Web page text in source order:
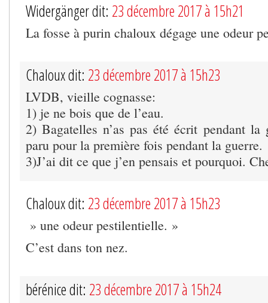
Widergänger dit: 23 décembre 2017 à 15h21
La fosse à purin chaloux dégage une odeur
Chaloux dit: 23 décembre 2017 à 15h23
LVDB, vieille cognasse:
1) je ne bois que de l’eau.
2) Bagatelles n’as pas été écrit pendant la
paru pour la première fois pendant la guerre.
3)J’ai dit ce que j’en pensais et pourquoi.
Chaloux dit: 23 décembre 2017 à 15h23
» une odeur pestilentielle. »
C’est dans ton nez.
bérénice dit: 23 décembre 2017 à 15h24